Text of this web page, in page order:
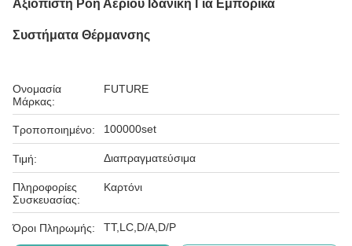
Αξιόπιστη Ροή Αερίου Ιδανική Για Εμπορικά
Συστήματα Θέρμανσης
Ονομασία
Μάρκας:
FUTURE
Τροποποιημένο: 100000set
Τιμή: Διαπραγματεύσιμα
Πληροφορίες
Συσκευασίας:
Καρτόνι
Όροι Πληρωμής: ΤΤ,LC,D/A,D/P